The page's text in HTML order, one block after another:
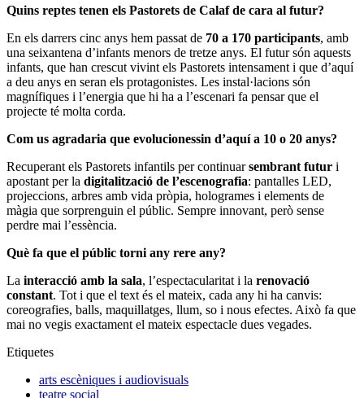
Quins reptes tenen els Pastorets de Calaf de cara al futur?
En els darrers cinc anys hem passat de 70 a 170 participants, amb
una seixantena d’infants menors de tretze anys. El futur són aquests
infants, que han crescut vivint els Pastorets intensament i que d’aquí
a deu anys en seran els protagonistes. Les instal·lacions són
magnífiques i l’energia que hi ha a l’escenari fa pensar que el
projecte té molta corda.
Com us agradaria que evolucionessin d’aquí a 10 o 20 anys?
Recuperant els Pastorets infantils per continuarsembrant futur i
apostant per la digitalització de l’escenografia: pantalles LED,
projeccions, arbres amb vida pròpia, hologrames i elements de
màgia que sorprenguin el públic. Sempre innovant, però sense
perdre mai l’essència.
Què fa que el públic torni any rere any?
La interacció amb la sala, l’espectacularitat i la renovació
constant. Tot i que el text és el mateix, cada any hi ha canvis:
coreografies, balls, maquillatges, llum, so i nous efectes. Això fa que
mai no vegis exactament el mateix espectacle dues vegades.
Etiquetes
arts escèniques i audiovisuals
teatre social